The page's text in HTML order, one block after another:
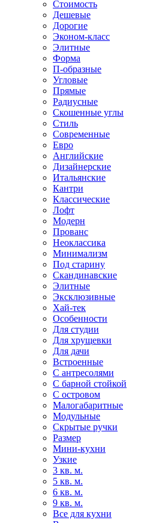
Стоимость
Дешевые
Дорогие
Эконом-класс
Элитные
Форма
П-образные
Угловые
Прямые
Радиусные
Скошенные углы
Стиль
Современные
Евро
Английские
Дизайнерские
Итальянские
Кантри
Классические
Лофт
Модерн
Прованс
Неоклассика
Минимализм
Под старину
Скандинавские
Элитные
Эксклюзивные
Хай-тек
Особенности
Для студии
Для хрущевки
Для дачи
Встроенные
С антресолями
С барной стойкой
С островом
Малогабаритные
Модульные
Скрытые ручки
Размер
Мини-кухни
Узкие
3 кв. м.
5 кв. м.
6 кв. м.
9 кв. м.
Все для кухни